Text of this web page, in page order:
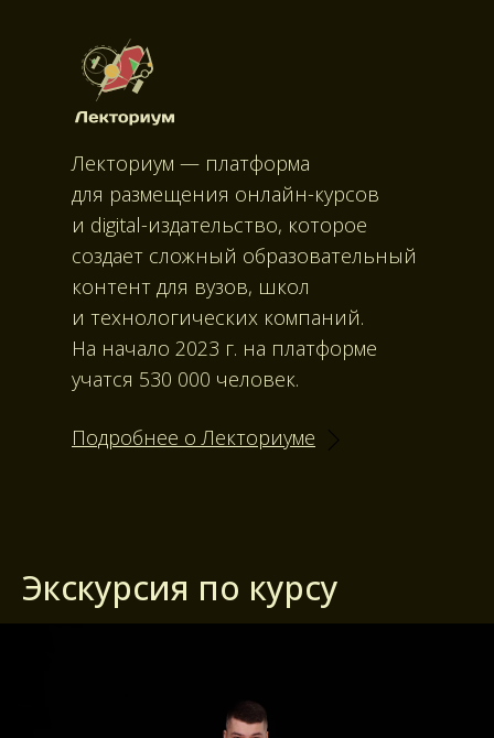
Лекториум — платформа
для размещения онлайн-курсов
и digital-издательство, которое
создает сложный образовательный
контент для вузов, школ
и технологических компаний.
На начало 2023 г. на платформе
учатся 530 000 человек.
Подробнее о Лекториуме
Экскурсия по курсу
Нейросети Все тематики